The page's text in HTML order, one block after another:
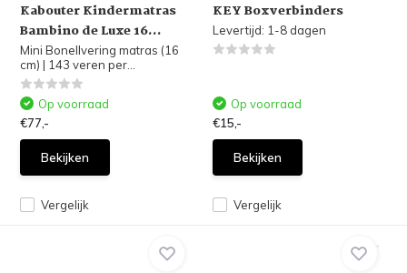
Kabouter Kindermatras
Bambino de Luxe 16...
Mini Bonellvering matras (16
cm) | 143 veren per...
Vergelijk
Op voorraad
€77,-
Bekijken
KEY Boxverbinders
Levertijd: 1-8 dagen
Vergelijk
Op voorraad
€15,-
Bekijken